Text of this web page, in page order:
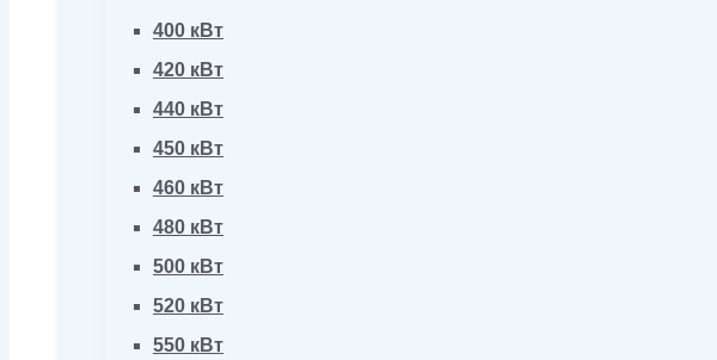
400 кВт
420 кВт
440 кВт
450 кВт
460 кВт
480 кВт
500 кВт
520 кВт
550 кВт